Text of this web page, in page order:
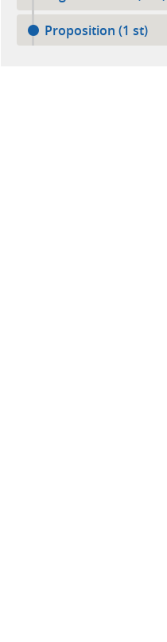
Proposition (1 st)